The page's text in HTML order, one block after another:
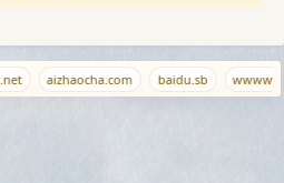
aizhaocha.com baidu.sb